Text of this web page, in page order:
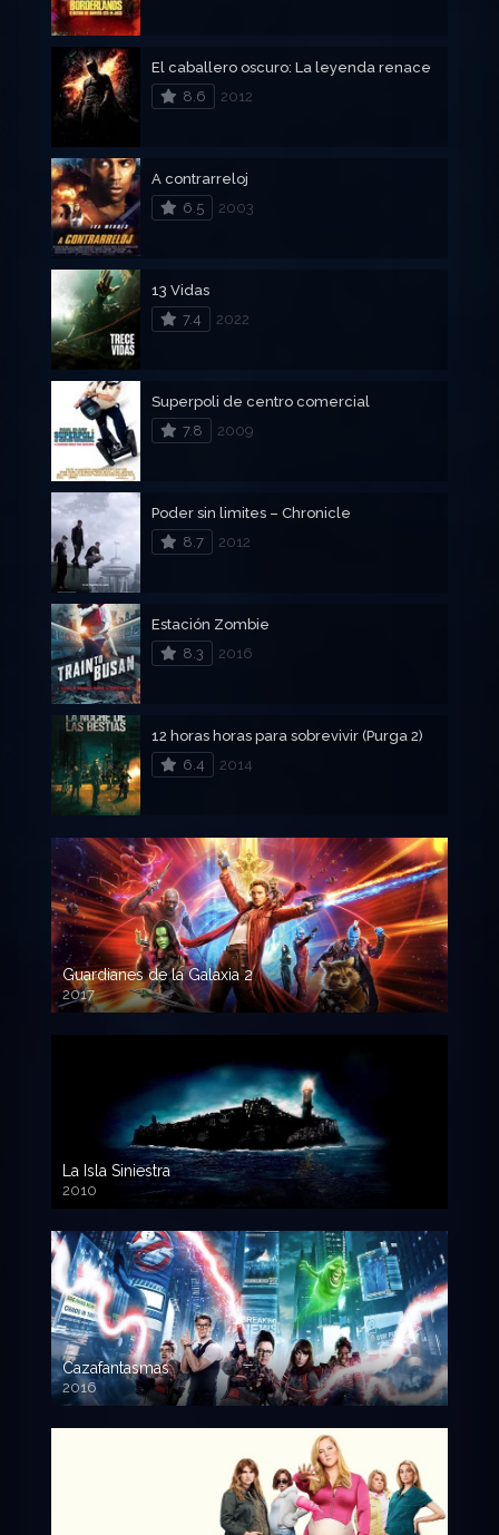
El caballero oscuro: La leyenda renace
8.6
2012
A contrarreloj
6.5
2003
13 Vidas
7.4
2022
Superpoli de centro comercial
7.8
2009
Poder sin limites – Chronicle
8.7
2012
Estación Zombie
8.3
2016
12 horas horas para sobrevivir (Purga 2)
6.4
2014
Guardianes de la Galaxia 2
2017
720p HD
La Isla Siniestra
2010
720p HD
Cazafantasmas
2016
720p HD